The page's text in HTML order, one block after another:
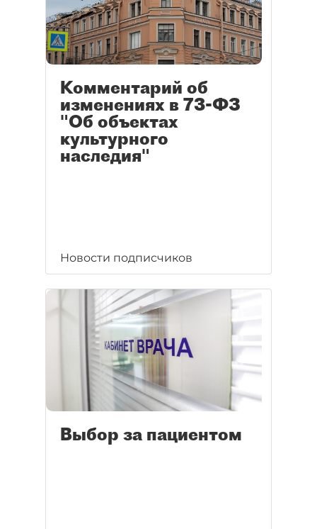
Комментарий об
изменениях в 73-ФЗ
"Об объектах
культурного
наследия"
Новости подписчиков
Выбор за пациентом